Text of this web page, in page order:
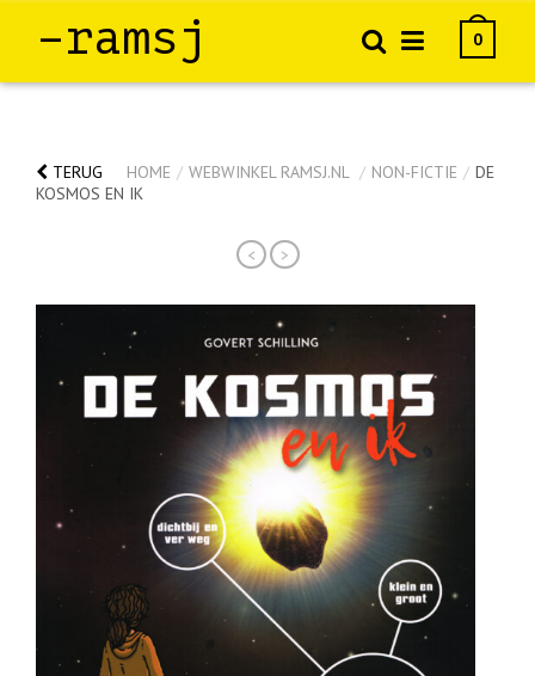
–ramsj 0
TERUG HOME / WEBWINKEL RAMSJ.NL / NON-FICTIE / DE
KOSMOS EN IK
< >